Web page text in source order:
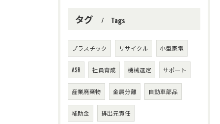
タグ Tags
プラスチック リサイクル 小型家電
ASR 社員育成 機械選定 サポート
産業廃棄物 金属分離 自動車部品
補助金 排出元責任